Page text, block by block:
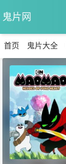
鬼片网
首页 鬼片大全